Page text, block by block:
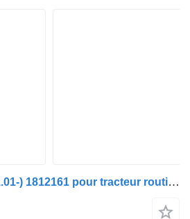
Moyeu DAF CF75 (01.01-) 1812161 pour tracteur routier DAF LF45, LF55, LF180, CF65, CF75, CF85 (2001-)